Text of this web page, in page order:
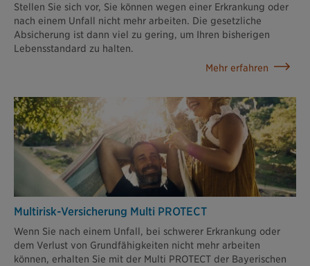
Stellen Sie sich vor, Sie können wegen einer Erkrankung oder
nach einem Unfall nicht mehr arbeiten. Die gesetzliche
Absicherung ist dann viel zu gering, um Ihren bisherigen
Lebensstandard zu halten.
Mehr erfahren
Multirisk-Versicherung Multi PROTECT
Wenn Sie nach einem Unfall, bei schwerer Erkrankung oder
dem Verlust von Grundfähigkeiten nicht mehr arbeiten
können, erhalten Sie mit der Multi PROTECT der Bayerischen